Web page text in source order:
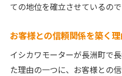
ての地位を確立させているので
お客様との信頼関係を築く
イシカワモーターが長洲町で
た理由の一つに、お客様との